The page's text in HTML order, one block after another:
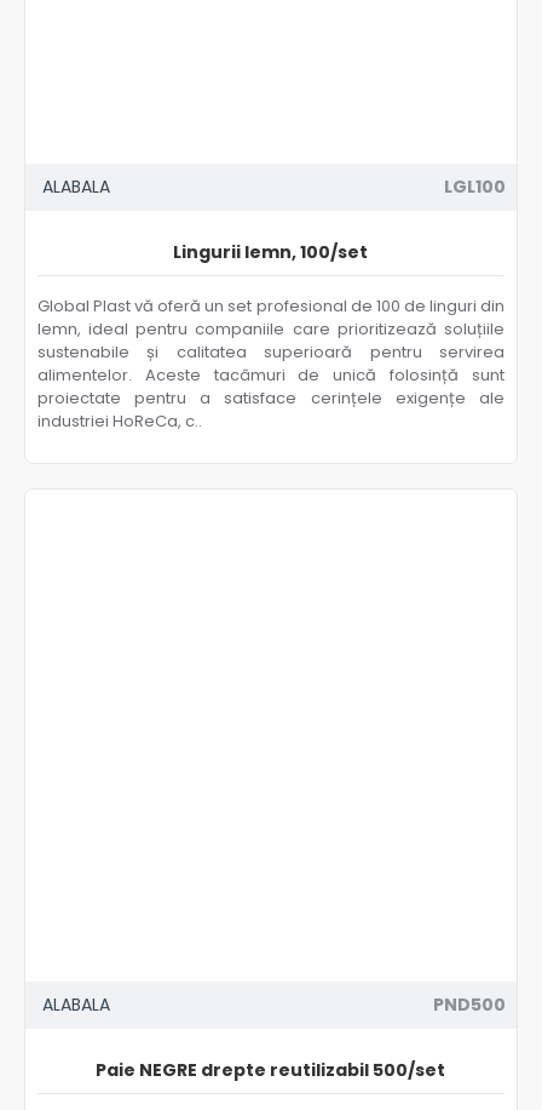
ALABALA LGL100
Lingurii lemn, 100/set
Global Plast vă oferă un set profesional de 100 de linguri din
lemn, ideal pentru companiile care prioritizează soluțiile
sustenabile și calitatea superioară pentru servirea
alimentelor. Aceste tacâmuri de unică folosință sunt
proiectate pentru a satisface cerințele exigențe ale
industriei HoReCa, c..
ALABALA PND500
Paie NEGRE drepte reutilizabil 500/set